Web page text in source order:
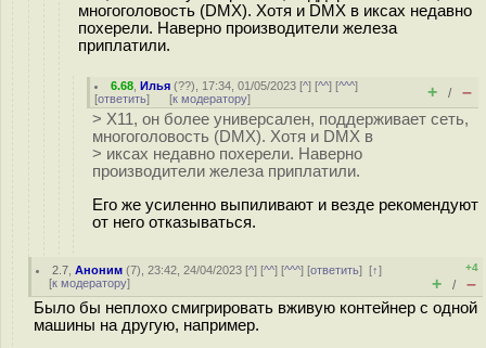
многоголовость (DMX). Хотя и DMX в иксах недавно
похерели. Наверно производители железа
приплатили.
6.68 ,Илья (??), 17:34, 01/05/2023 [^] [^^] [^^^]
[ответить] [к модератору] + / –
> X11, он более универсален, поддерживает сеть,
многоголовость (DMX). Хотя и DMX в
> иксах недавно похерели. Наверно
производители железа приплатили.
Его же усиленно выпиливают и везде рекомендуют
от него отказываться.
2.7 ,Аноним (7), 23:42, 24/04/2023 [^] [^^] [^^^] [ответить][↑]
[к модератору]
+4
+ / –
Было бы неплохо смигрировать вживую контейнер с одной
машины на другую, например.